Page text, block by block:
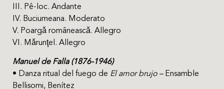
III. Pê-loc. Andante
IV. Buciumeana. Moderato
V. Poargǎ româneascǎ. Allegro
VI. Mǎrunţel. Allegro
Manuel de Falla (1876-1946)
• Danza ritual del fuego de El amor brujo – Ensamble
Bellisomi, Benítez